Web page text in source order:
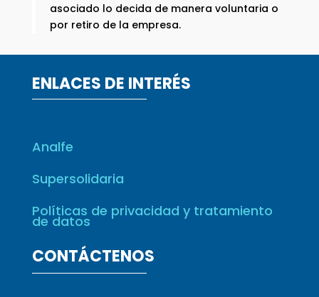
asociado lo decida de manera voluntaria o
por retiro de la empresa.
ENLACES DE INTERÉS
Analfe
Supersolidaria
Políticas de privacidad y tratamiento
de datos
CONTÁCTENOS